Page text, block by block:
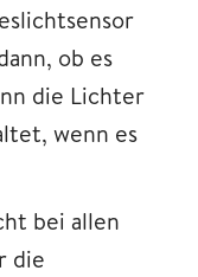
ob es
die Lichter
wenn es
bei allen
die